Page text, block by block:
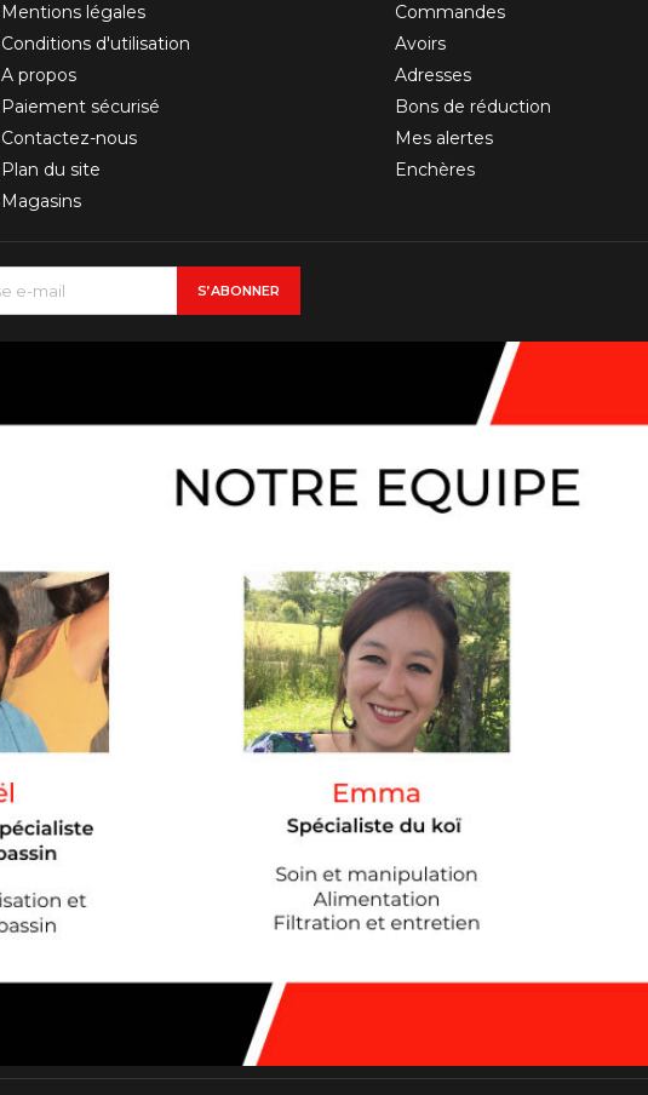
Mentions légales
Conditions d'utilisation
A propos
Paiement sécurisé
Contactez-nous
Plan du site
Magasins
Commandes
Avoirs
Adresses
Bons de réduction
Mes alertes
Enchères